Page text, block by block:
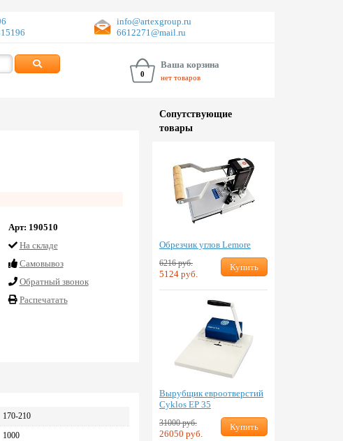
info@artexgroup.ru
6612271@mail.ru
0
Ваша корзина
нет товаров
Арт: 190510
На складе
Cамовывоз
Обратный звонок
Распечатать
170-210
1000
Сопут­ствую­щие
товары
Обрезчик углов Lemore
6216 руб.
5124 руб.
Купить
Вырубщик евроотверстий
Cyklos EP 35
31000 руб.
26050 руб.
Купить